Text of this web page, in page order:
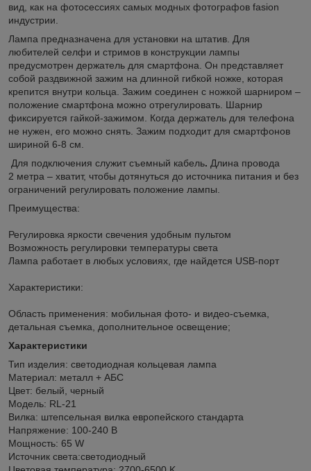
вид, как на фотосессиях самых модных фотографов fasion
индустрии.
Лампа предназначена для установки на штатив. Для
любителей селфи и стримов в конструкции лампы
предусмотрен держатель для смартфона. Он представляет
собой раздвижной зажим на длинной гибкой ножке, которая
крепится внутри кольца. Зажим соединен с ножкой шарниром –
положение смартфона можно отрегулировать. Шарнир
фиксируется гайкой-зажимом. Когда держатель для телефона
не нужен, его можно снять. Зажим подходит для смартфонов
шириной 6-8 см.
Для подключения служит съемный кабель. Длина провода
2 метра – хватит, чтобы дотянуться до источника питания и без
ограничений регулировать положение лампы.
Преимущества:
Регулировка яркости свечения удобным пультом
Возможность регулировки температуры света
Лампа работает в любых условиях, где найдется USB-порт
Характеристики:
Область применения: мобильная фото- и видео-съемка,
детальная съемка, дополнительное освещение;
Характеристики
Тип изделия: светодиодная кольцевая лампа
Материал: металл + АБС
Цвет: белый, черный
Модель: RL-21
Вилка: штепсельная вилка европейского стандарта
Напряжение: 100-240 В
Мощность: 65 W
Источник света:светодиодный